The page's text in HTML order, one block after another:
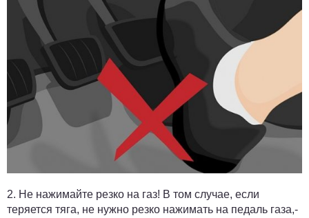
2. Не нажимайте резко на газ! В том случае, если
теряется тяга, не нужно резко нажимать на педаль газа,-